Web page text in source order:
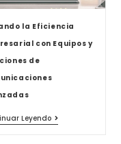
la Eficiencia
con Equipos y
de
Leyendo